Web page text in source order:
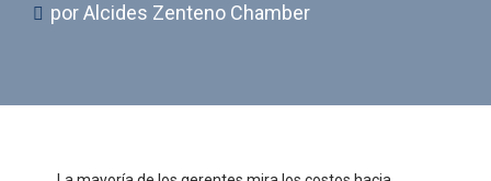
por Alcides Zenteno Chamber